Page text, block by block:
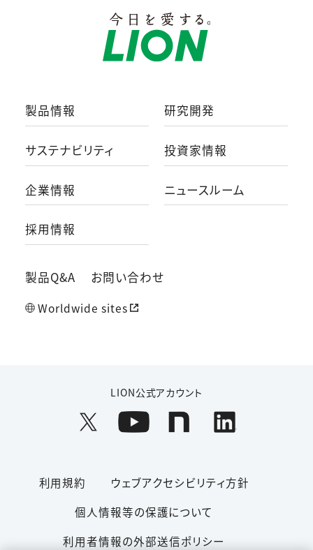
製品情報 研究開発
サステナビリティ 投資家情報
企業情報 ニュースルーム
採用情報
製品Q&A お問い合わせ
Worldwide sites
LION公式アカウント
利用規約
ウェブアクセシビリティ方針
個人情報等の保護について
利用者情報の外部送信ポリシー